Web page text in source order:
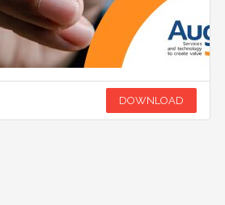
DOWNLOAD